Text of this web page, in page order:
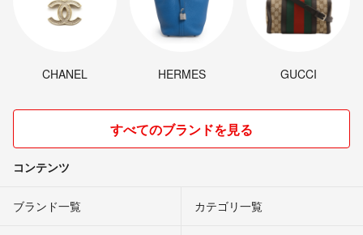
CHANEL HERMES GUCCI
すべてのブランドを見る
コンテンツ
ブランド一覧 カテゴリ一覧